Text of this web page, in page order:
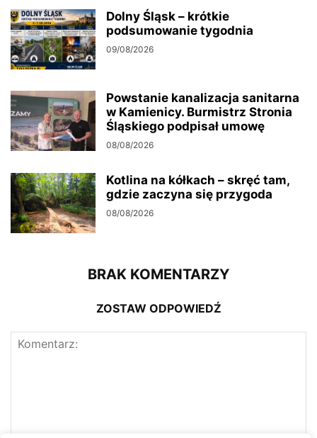
Dolny Śląsk – krótkie
podsumowanie tygodnia
09/08/2026
Powstanie kanalizacja sanitarna
w Kamienicy. Burmistrz Stronia
Śląskiego podpisał umowę
08/08/2026
Kotlina na kółkach – skręć tam,
gdzie zaczyna się przygoda
08/08/2026
BRAK KOMENTARZY
ZOSTAW ODPOWIEDŹ